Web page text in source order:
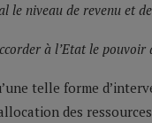
le niveau de revenu et
à l’Etat le pouvoir
telle forme
des